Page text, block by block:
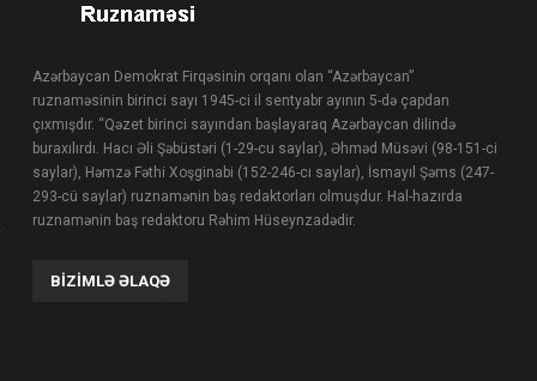
Azərbaycan Demokrat Firqəsinin orqanı olan “Azərbaycan”
ruznaməsinin birinci sayı 1945-ci il sentyabr ayının 5-də çapdan
çıxmışdır. “Qəzet birinci sayından başlayaraq Azərbaycan dilində
buraxılırdı. Hacı Əli Şəbüstəri (1-29-cu saylar), Əhməd Müsəvi (98-151-ci
saylar), Həmzə Fəthi Xoşginabi (152-246-cı saylar), İsmayıl Şəms (247-
293-cü saylar) ruznamənin baş redaktorları olmuşdur. Hal-hazırda
ruznamənin baş redaktoru Rəhim Hüseynzadədir.
BIZIMLƏ ƏLAQƏ